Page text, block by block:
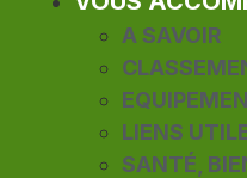
A SAVOIR
LIENS
SANTÉ,